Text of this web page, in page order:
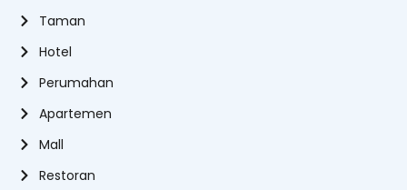
Taman
Hotel
Perumahan
Apartemen
Mall
Restoran